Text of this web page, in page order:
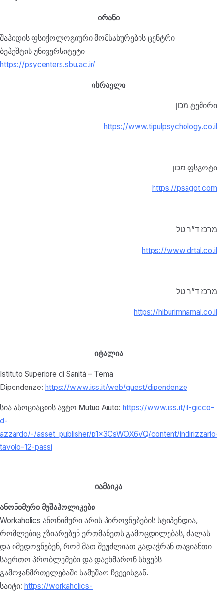
ირანი
შაჰიდის ფსიქოლოგიური მომსახურების ცენტრი
ბეჰეშტის უნივერსიტეტი
https://psycenters.sbu.ac.ir/
ისრაელი
מכון ტემირი
https://www.tipulpsychology.co.il
מכון ფსგოტი
https://psagot.com
מרכז ד”ר טל
https://www.drtal.co.il
מרכז ד”ר טל
https://hiburimnamal.co.il
იტალია
Istituto Superiore di Sanità – Tema
Dipendenze: https://www.iss.it/web/guest/dipendenze
სია ასოციაციის ავტო Mutuo Aiuto: https://www.iss.it/il-gioco-
d-
azzardo/-/asset_publisher/p1x3CsWOX6VQ/content/
tavolo-12-passi
იამაიკა
ანონიმური მუშაჰოლიკები
Workaholics ანონიმური არის პიროვნებების სტიპენდია,
რომლებიც უზიარებენ ერთმანეთს გამოცდილებას, ძალას
და იმედოვნებენ, რომ მათ შეუძლიათ გადაჭრან თავიანთი
საერთო პრობლემები და დაეხმარონ სხვებს
გამოჯანმრთელებაში სამუშაო ჩვევისგან.
საიტი: https://workaholics-